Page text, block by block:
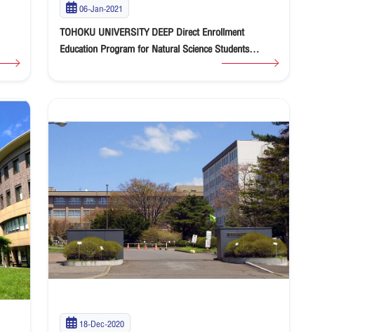
06-Jan-2021
TOHOKU UNIVERSITY DEEP Direct Enrollment
Education Program for Natural Science Students
18-Dec-2020